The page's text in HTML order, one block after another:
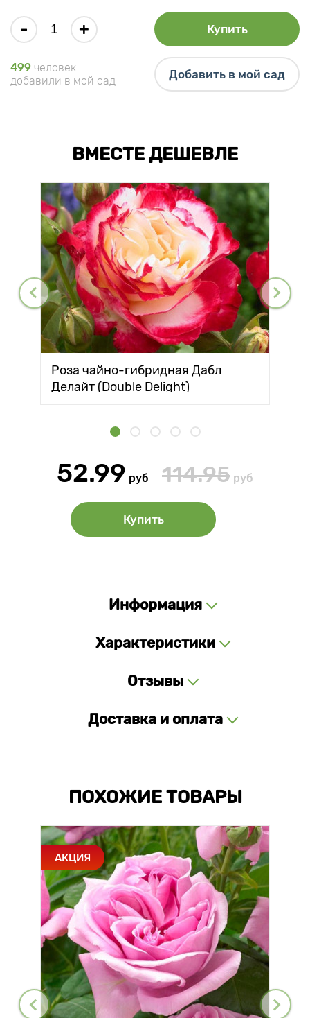
- + Купить
499 человек
добавили в мой сад
Добавить в мой сад
ВМЕСТЕ ДЕШЕВЛЕ
Роза чайно-гибридная Дабл
Делайт (Double Delight)
52.99 руб 114.95 руб
Купить
Информация
Характеристики
Отзывы
Доставка и оплата
ПОХОЖИЕ ТОВАРЫ
АКЦИЯ